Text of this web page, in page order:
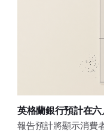
英格蘭銀行預計在
報告預計將顯示消費